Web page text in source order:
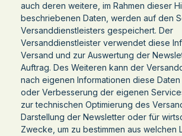
auch deren weitere, im Rahmen dieser
beschriebenen Daten, werden auf den
Versanddienstleisters gespeichert. Der
Versanddienstleister verwendet diese
Versand und zur Auswertung der
Auftrag. Des Weiteren kann der
nach eigenen Informationen diese
oder Verbesserung der eigenen
zur technischen Optimierung des
Darstellung der Newsletter oder für
Zwecke, um zu bestimmen aus welchen